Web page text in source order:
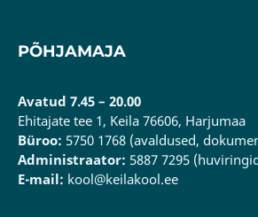
PÕHJAMAJA
Avatud 7.45 – 20.00
Ehitajate tee 1, Keila 76606, Harjumaa
Büroo: 5750 1768 (avaldused,
Administraator: 5887 7295
E-mail: kool@keilakool.ee